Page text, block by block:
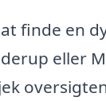
finde en
eller